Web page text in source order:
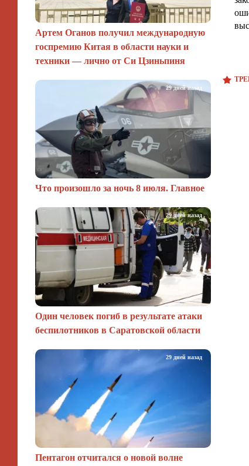
Артем Оганов получил международную
госпремию Китая в области науки и
техники — лично от Си Цзиньпиня
Что произошло за ночь 8 июля. Главное
29 дней назад
Один человек погиб в результате атаки
беспилотников в Саратовской области
29 дней назад
Пентагон отчитался о новой волне
29 дней назад